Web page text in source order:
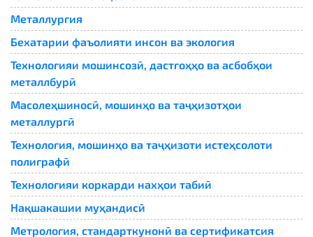
Металлургия
Бехатарии фаъолияти инсон ва экология
Технологияи мошинсозӣ, дастгоҳҳо ва асбобҳои
металлбурӣ
Масолеҳшиносӣ, мошинҳо ва таҷҳизотҳои
металлургӣ
Технология, мошинҳо ва таҷҳизоти истеҳсолоти
полиграфӣ
Технологияи коркарди нахҳои табиӣ
Нақшакашии муҳандисӣ
Метрология, стандарткунонӣ ва сертификатсия